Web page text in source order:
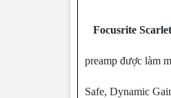
Focusrite
preamp được làm
Safe, Dynamic